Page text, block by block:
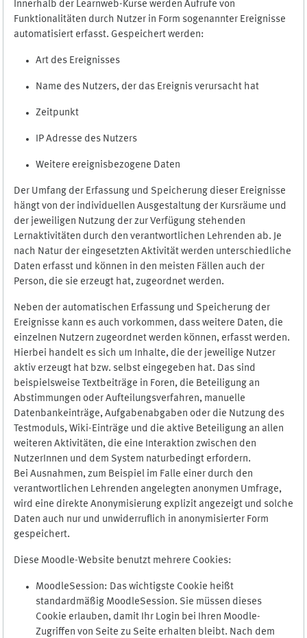
Innerhalb der Learnweb-Kurse werden Aufrufe von
Funktionalitäten durch Nutzer in Form sogenannter Ereignisse
automatisiert erfasst. Gespeichert werden:
Art des Ereignisses
Name des Nutzers, der das Ereignis verursacht hat
Zeitpunkt
IP Adresse des Nutzers
Weitere ereignisbezogene Daten
Der Umfang der Erfassung und Speicherung dieser Ereignisse
hängt von der individuellen Ausgestaltung der Kursräume und
der jeweiligen Nutzung der zur Verfügung stehenden
Lernaktivitäten durch den verantwortlichen Lehrenden ab. Je
nach Natur der eingesetzten Aktivität werden unterschiedliche
Daten erfasst und können in den meisten Fällen auch der
Person, die sie erzeugt hat, zugeordnet werden.
Neben der automatischen Erfassung und Speicherung der
Ereignisse kann es auch vorkommen, dass weitere Daten, die
einzelnen Nutzern zugeordnet werden können, erfasst werden.
Hierbei handelt es sich um Inhalte, die der jeweilige Nutzer
aktiv erzeugt hat bzw. selbst eingegeben hat. Das sind
beispielsweise Textbeiträge in Foren, die Beteiligung an
Abstimmungen oder Aufteilungsverfahren, manuelle
Datenbankeinträge, Aufgabenabgaben oder die Nutzung des
Testmoduls, Wiki-Einträge und die aktive Beteiligung an allen
weiteren Aktivitäten, die eine Interaktion zwischen den
NutzerInnen und dem System naturbedingt erfordern.
Bei Ausnahmen, zum Beispiel im Falle einer durch den
verantwortlichen Lehrenden angelegten anonymen Umfrage,
wird eine direkte Anonymisierung explizit angezeigt und solche
Daten auch nur und unwiderruflich in anonymisierter Form
gespeichert.
Diese Moodle-Website benutzt mehrere Cookies:
MoodleSession: Das wichtigste Cookie heißt
standardmäßig MoodleSession. Sie müssen dieses
Cookie erlauben, damit Ihr Login bei Ihren Moodle-
Zugriffen von Seite zu Seite erhalten bleibt. Nach dem